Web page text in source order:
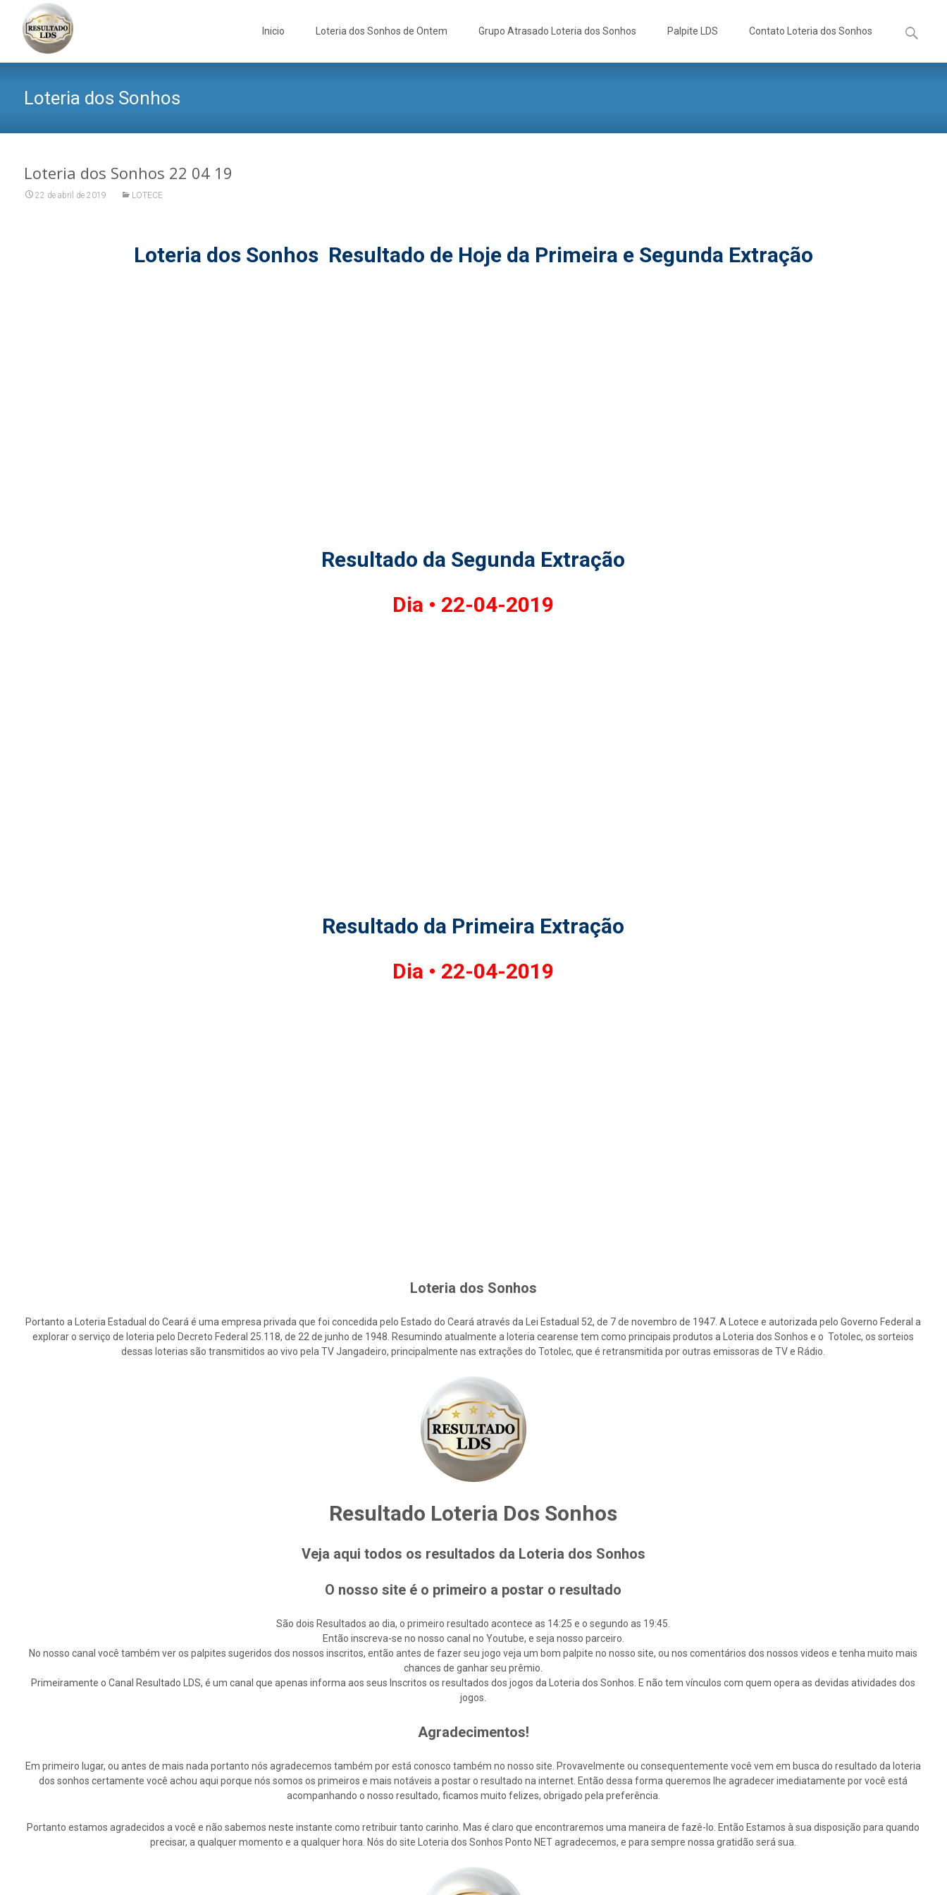
Inicio Loteria dos Sonhos de Ontem Grupo Atrasado Loteria dos Sonhos Palpite LDS Contato Loteria dos Sonhos
por:
Loteria dos Sonhos
Loteria dos Sonhos 22 04 19
22 de abril de 2019 LOTECE
Loteria dos Sonhos Resultado de Hoje da Primeira e Segunda Extração
Resultado da Segunda Extração
Dia • 22-04-2019
Resultado da Primeira Extração
Dia • 22-04-2019
Loteria dos Sonhos
Portanto a Loteria Estadual do Ceará é uma empresa privada que foi concedida pelo Estado do Ceará através da Lei Estadual 52, de 7 de novembro de 1947. A Lotece e autorizada pelo Governo Federal a
explorar o serviço de loteria pelo Decreto Federal 25.118, de 22 de junho de 1948. Resumindo atualmente a loteria cearense tem como principais produtos a Loteria dos Sonhos e o Totolec, os sorteios
dessas loterias são transmitidos ao vivo pela TV Jangadeiro, principalmente nas extrações do Totolec, que é retransmitida por outras emissoras de TV e Rádio.
Resultado Loteria Dos Sonhos
Veja aqui todos os resultados da Loteria dos Sonhos
O nosso site é o primeiro a postar o resultado
São dois Resultados ao dia, o primeiro resultado acontece as 14:25 e o segundo as 19:45.
Então inscreva-se no nosso canal no Youtube, e seja nosso parceiro.
No nosso canal você também ver os palpites sugeridos dos nossos inscritos, então antes de fazer seu jogo veja um bom palpite no nosso site, ou nos comentários dos nossos videos e tenha muito mais
chances de ganhar seu prêmio.
Primeiramente o Canal Resultado LDS, é um canal que apenas informa aos seus Inscritos os resultados dos jogos da Loteria dos Sonhos. E não tem vínculos com quem opera as devidas atividades dos
jogos.
Agradecimentos!
Em primeiro lugar, ou antes de mais nada portanto nós agradecemos também por está conosco também no nosso site. Provavelmente ou consequentemente você vem em busca do resultado da loteria
dos sonhos certamente você achou aqui porque nós somos os primeiros e mais notáveis a postar o resultado na internet. Então dessa forma queremos lhe agradecer imediatamente por você está
acompanhando o nosso resultado, ficamos muito felizes, obrigado pela preferência.
Portanto estamos agradecidos a você e não sabemos neste instante como retribuir tanto carinho. Mas é claro que encontraremos uma maneira de fazê-lo. Então Estamos à sua disposição para quando
precisar, a qualquer momento e a qualquer hora. Nós do site Loteria dos Sonhos Ponto NET agradecemos, e para sempre nossa gratidão será sua.